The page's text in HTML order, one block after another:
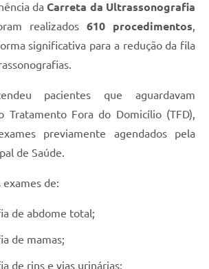
daCarreta da Ultrassonografia
realizados 610 procedimentos,
significativa para a redução da fila
pacientes que aguardavam
Tratamento Fora do Domicílio (TFD),
previamente agendados pela
de Saúde.
de:
de abdome total;
de mamas;
de rins e vias urinárias;